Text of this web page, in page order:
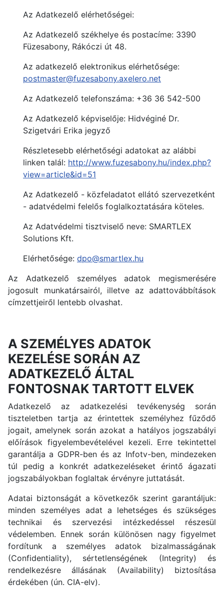
Az Adatkezelő elérhetőségei:
Az Adatkezelő székhelye és postacíme: 3390
Füzesabony, Rákóczi út 48.
Az adatkezelő elektronikus elérhetősége:
postmaster@fuzesabony.axelero.net
Az Adatkezelő telefonszáma: +36 36 542-500
Az Adatkezelő képviselője: Hidvéginé Dr.
Szigetvári Erika jegyző
Részletesebb elérhetőségi adatokat az alábbi
linken talál: http://www.fuzesabony.hu/index.php?
view=article&id=51
Az Adatkezelő - közfeladatot ellátó szervezetként
- adatvédelmi felelős foglalkoztatására köteles.
Az Adatvédelmi tisztviselő neve: SMARTLEX
Solutions Kft.
Elérhetősége: dpo@smartlex.hu
Az Adatkezelő személyes adatok megismerésére
jogosult munkatársairól, illetve az adattovábbítások
címzettjeiről lentebb olvashat.
A SZEMÉLYES ADATOK
KEZELÉSE SORÁN AZ
ADATKEZELŐ ÁLTAL
FONTOSNAK TARTOTT ELVEK
Adatkezelő az adatkezelési tevékenység során
tiszteletben tartja az érintettek személyhez fűződő
jogait, amelynek során azokat a hatályos jogszabályi
előírások figyelembevételével kezeli. Erre tekintettel
garantálja a GDPR-ben és az Infotv-ben, mindezeken
túl pedig a konkrét adatkezeléseket érintő ágazati
jogszabályokban foglaltak érvényre juttatását.
Adatai biztonságát a következők szerint garantáljuk:
minden személyes adat a lehetséges és szükséges
technikai és szervezési intézkedéssel részesül
védelemben. Ennek során különösen nagy figyelmet
fordítunk a személyes adatok bizalmasságának
(Confidentiality), sértetlenségének (Integrity) és
rendelkezésre állásának (Availability) biztosítása
érdekében (ún. CIA-elv).